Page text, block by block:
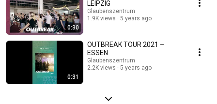
0:30
LEIPZIG
Glaubenszentrum
1.9K views
5 years ago
0:31
OUTBREAK TOUR 2021 –
ESSEN
Glaubenszentrum
2.2K views
5 years ago